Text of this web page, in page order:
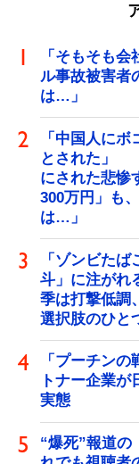
「そもそも
ル事故被害
は…」
「中国人に
とされた」
にされた悲
300万円」も
は…」
「ゾンビた
斗」に注がれ
季は打撃低調
選択肢のひと
「プーチン
トナー企業
実態
“爆死”報道